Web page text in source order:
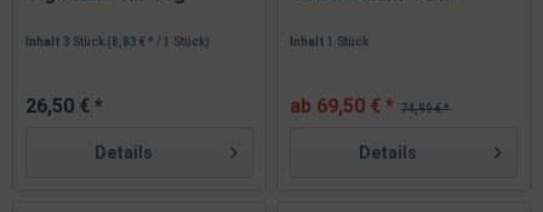
Inhalt3 Stück (8,83 € * / 1 Stück)
26,50 € *
Details
Inhalt1 Stück
74,99 € *
ab 69,50 € *
Details